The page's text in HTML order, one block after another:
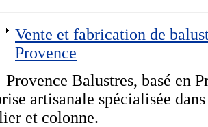
Vente et fabrication de
Provence
Provence Balustres, basé en
artisanale spécialisée
et colonne.